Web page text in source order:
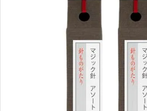
person 新規会員登録
search